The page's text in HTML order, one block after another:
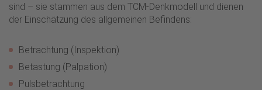
sind – sie stammen aus dem TCM-Denkmodell und dienen
der Einschätzung des allgemeinen Befindens:
Betrachtung (Inspektion)
Betastung (Palpation)
Pulsbetrachtung